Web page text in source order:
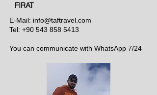
FIRAT
E-Mail: info@taftravel.com
Tel: +90 543 858 5413
You can communicate with WhatsApp 7/24